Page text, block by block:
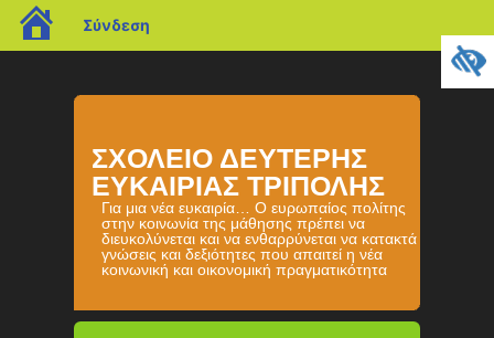
blogs.sch.gr
Σύνδεση
ΣΧΟΛΕΙΟ ΔΕΥΤΕΡΗΣ
ΕΥΚΑΙΡΙΑΣ ΤΡΙΠΟΛΗΣ
Για μια νέα ευκαιρία… Ο ευρωπαίος πολίτης
στην κοινωνία της μάθησης πρέπει να
διευκολύνεται και να ενθαρρύνεται να κατακτά
γνώσεις και δεξιότητες που απαιτεί η νέα
κοινωνική και οικονομική πραγματικότητα